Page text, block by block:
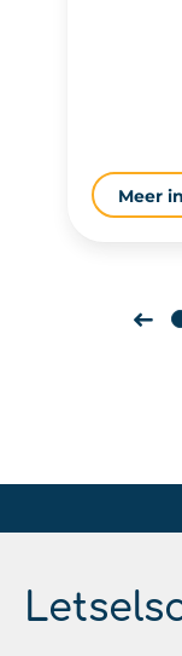
informatie